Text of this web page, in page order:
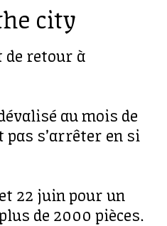
city
de retour à
au mois de
pas s’arrêter en si
22 juin pour un
de 2000 pièces.